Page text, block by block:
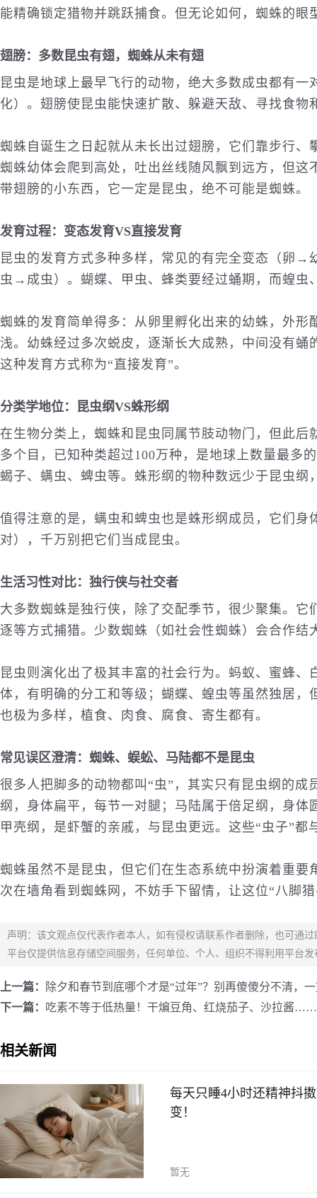
能精确锁定猎物并跳跃捕食。但无论如何，蜘蛛的眼
翅膀：多数昆虫有翅，蜘蛛从未有翅
昆虫是地球上最早飞行的动物，绝大多数成虫都有
化）。翅膀使昆虫能快速扩散、躲避天敌、寻找食物
蜘蛛自诞生之日起就从未长出过翅膀，它们靠步行、
蜘蛛幼体会爬到高处，吐出丝线随风飘到远方，但
带翅膀的小东西，它一定是昆虫，绝不可能是蜘蛛。
发育过程：变态发育VS直接发育
昆虫的发育方式多种多样，常见的有完全变态（
虫→成虫）。蝴蝶、甲虫、蜂类要经过蛹期，而蝗虫
蜘蛛的发育简单得多：从卵里孵化出来的幼蛛，外
浅。幼蛛经过多次蜕皮，逐渐长大成熟，中间没有
这种发育方式称为“直接发育”。
分类学地位：昆虫纲VS蛛形纲
在生物分类上，蜘蛛和昆虫同属节肢动物门，但此后
多个目，已知种类超过100万种，是地球上数量最多
蝎子、螨虫、蜱虫等。蛛形纲的物种数远少于昆虫纲
值得注意的是，螨虫和蜱虫也是蛛形纲成员，它们身
对），千万别把它们当成昆虫。
生活习性对比：独行侠与社交者
大多数蜘蛛是独行侠，除了交配季节，很少聚集。
逐等方式捕猎。少数蜘蛛（如社会性蜘蛛）会合作结
昆虫则演化出了极其丰富的社会行为。蚂蚁、蜜蜂
体，有明确的分工和等级；蝴蝶、蝗虫等虽然独居
也极为多样，植食、肉食、腐食、寄生都有。
常见误区澄清：蜘蛛、蜈蚣、马陆都不是昆虫
很多人把脚多的动物都叫“虫”，其实只有昆虫纲的
纲，身体扁平，每节一对腿；马陆属于倍足纲，身
甲壳纲，是虾蟹的亲戚，与昆虫更远。这些“虫子”都
蜘蛛虽然不是昆虫，但它们在生态系统中扮演着重
次在墙角看到蜘蛛网，不妨手下留情，让这位“八脚
声明：该文观点仅代表作者本人，如有侵权请联系作者删除，也可通
平台仅提供信息存储空间服务，任何单位、个人、组织不得利用平台
上一篇：
除夕和春节到底哪个才是“过年”？别再傻傻分不清，
下一篇：
吃素不等于低热量！干煸豆角、红烧茄子、沙拉酱
相关新闻
每天只睡4小时还精神抖
变！
暂无